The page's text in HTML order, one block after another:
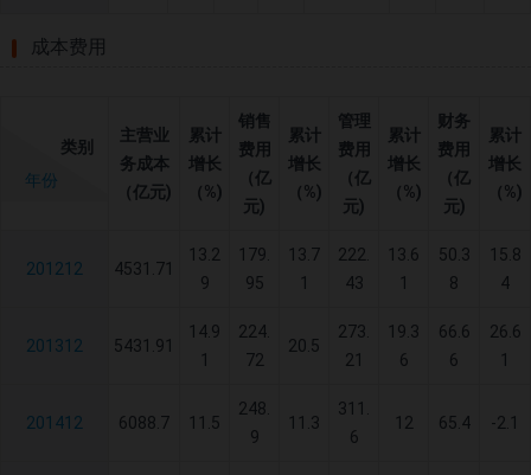
成本费用
类别
年份
主营业
务成本
（亿元)
累计
增长
（%)
销售
费用
（亿
元)
累计
增长
（%)
管理
费用
（亿
元)
累计
增长
（%)
财务
费用
（亿
元)
累计
增长
（%)
201212 4531.71
13.2
9
179.
95
13.7
1
222.
43
13.6
1
50.3
8
15.8
4
201312 5431.91
14.9
1
224.
72
20.5
273.
21
19.3
6
66.6
6
26.6
1
201412 6088.7 11.5
248.
9
11.3
311.
6
12 65.4 -2.1